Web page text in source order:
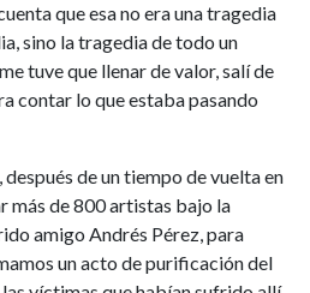
que esa no era una tragedia
sino la tragedia de todo un
tuve que llenar de valor, salí de
contar lo que estaba pasando
de un tiempo de vuelta en
más de 800 artistas bajo la
amigo Andrés Pérez, para
un acto de purificación del